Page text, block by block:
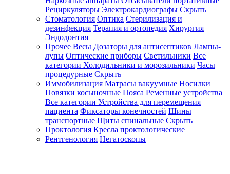
Рециркуляторы Электрокардиографы Скрыть
Стоматология Оптика Стерилизация и
дезинфекция Терапия и ортопедия Хирургия
Эндодонтия
Прочее Весы Дозаторы для антисептиков Лампы-
лупы Оптические приборы Светильники Все
категории Холодильники и морозильники Часы
процедурные Скрыть
Иммобилизация Матрасы вакуумные Носилки
Повязки косыночные Пояса Ременные устройства
Все категории Устройства для перемещения
пациента Фиксаторы конечностей Шины
транспортные Щиты спинальные Скрыть
Проктология Кресла проктологические
Рентгенология Негатоскопы